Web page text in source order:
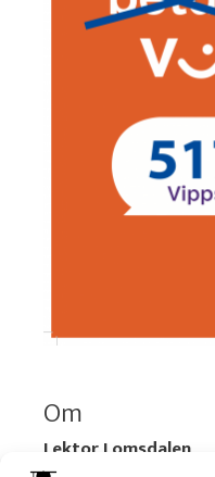
Om
Lektor Lomsdalen